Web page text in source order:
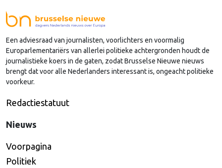
Een adviesraad van journalisten, voorlichters en voormalig
Europarlementariërs van allerlei politieke achtergronden houdt de
journalistieke koers in de gaten, zodat Brusselse Nieuwe nieuws
brengt dat voor alle Nederlanders interessant is, ongeacht politieke
voorkeur.
Redactiestatuut
Nieuws
Voorpagina
Politiek